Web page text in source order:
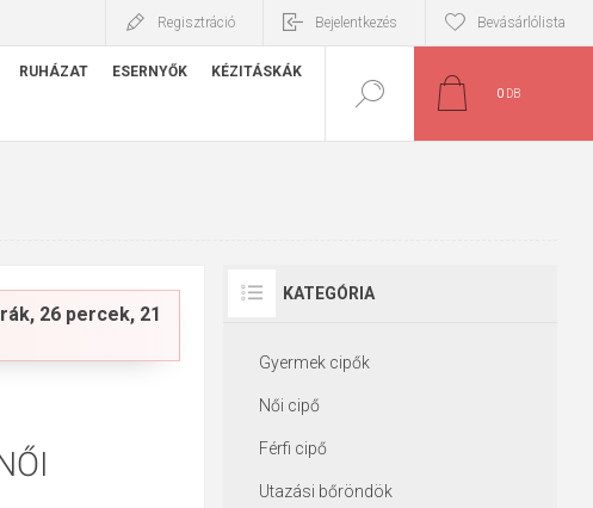
Regisztráció Bejelentkezés Bevásárlólista
RUHÁZAT ESERNYŐK KÉZITÁSKÁK
0 DB
26 percek, 20
KATEGÓRIA
Gyermek cipők
Női cipő
Férfi cipő
Utazási bőröndök